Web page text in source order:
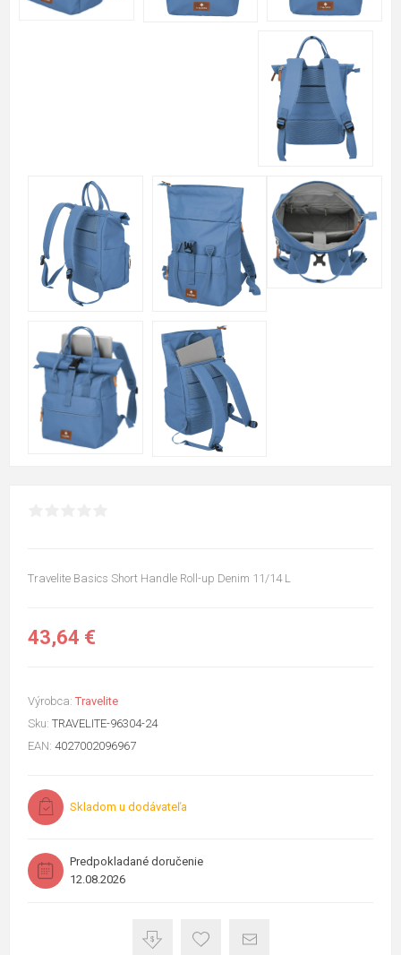
Travelite Basics Short Handle Roll-up Denim 11/14 L
43,64 €
Výrobca: Travelite
Sku: TRAVELITE-96304-24
EAN: 4027002096967
Skladom u dodávateľa
Predpokladané doručenie
12.08.2026